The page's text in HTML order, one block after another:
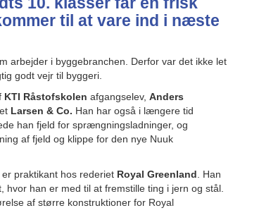
til at vare ind i næste
arbejder i byggebranchen. Derfor var det ikke let
godt vejr til byggeri.
KTI Råstofskolen afgangselev, Anders
Larsen & Co. Han har også i længere tid
han fjeld for sprængningsladninger, og
af fjeld og klippe for den nye Nuuk
er praktikant hos rederiet Royal Greenland . Han
han er med til at fremstille ting i jern og stål.
af større konstruktioner for Royal